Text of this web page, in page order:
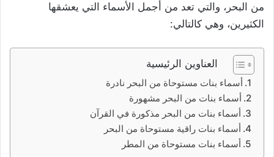
من البحر، والتي تعد من أجمل الأسماء التي يعشقها
الكثيرين، وهي كالتالي:
العناوين الرئيسية
أسماء بنات مستوحاة من البحر نادرة
أسماء بنات من البحر مشهورة
أسماء بنات من البحر مذكورة في القرآن
أسماء بنات راقية مستوحاة من البحر
أسماء بنات مستوحاة من المطر